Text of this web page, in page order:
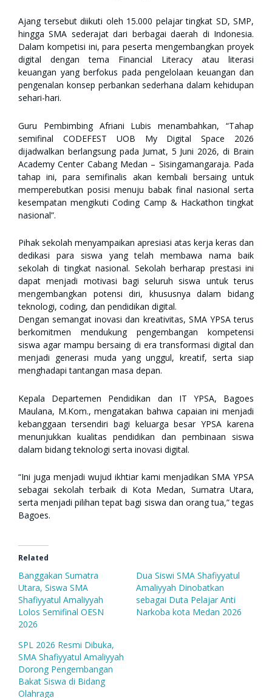
Ajang tersebut diikuti oleh 15.000 pelajar tingkat SD, SMP,
hingga SMA sederajat dari berbagai daerah di Indonesia.
Dalam kompetisi ini, para peserta mengembangkan proyek
digital dengan tema Financial Literacy atau literasi
keuangan yang berfokus pada pengelolaan keuangan dan
pengenalan konsep perbankan sederhana dalam kehidupan
sehari-hari.
Guru Pembimbing Afriani Lubis menambahkan, “Tahap
semifinal CODEFEST UOB My Digital Space 2026
dijadwalkan berlangsung pada Jumat, 5 Juni 2026, di Brain
Academy Center Cabang Medan – Sisingamangaraja. Pada
tahap ini, para semifinalis akan kembali bersaing untuk
memperebutkan posisi menuju babak final nasional serta
kesempatan mengikuti Coding Camp & Hackathon tingkat
nasional”.
Pihak sekolah menyampaikan apresiasi atas kerja keras dan
dedikasi para siswa yang telah membawa nama baik
sekolah di tingkat nasional. Sekolah berharap prestasi ini
dapat menjadi motivasi bagi seluruh siswa untuk terus
mengembangkan potensi diri, khususnya dalam bidang
teknologi, coding, dan pendidikan digital.
Dengan semangat inovasi dan kreativitas, SMA YPSA terus
berkomitmen mendukung pengembangan kompetensi
siswa agar mampu bersaing di era transformasi digital dan
menjadi generasi muda yang unggul, kreatif, serta siap
menghadapi tantangan masa depan.
Kepala Departemen Pendidikan dan IT YPSA, Bagoes
Maulana, M.Kom., mengatakan bahwa capaian ini menjadi
kebanggaan tersendiri bagi keluarga besar YPSA karena
menunjukkan kualitas pendidikan dan pembinaan siswa
dalam bidang teknologi serta inovasi digital.
“Ini juga menjadi wujud ikhtiar kami menjadikan SMA YPSA
sebagai sekolah terbaik di Kota Medan, Sumatra Utara,
serta menjadi pilihan tepat bagi siswa dan orang tua,” tegas
Bagoes.
Related
Banggakan Sumatra
Utara, Siswa SMA
Shafiyyatul Amaliyyah
Lolos Semifinal OESN
2026
Dua Siswi SMA Shafiyyatul
Amaliyyah Dinobatkan
sebagai Duta Pelajar Anti
Narkoba kota Medan 2026
SPL 2026 Resmi Dibuka,
SMA Shafiyyatul Amaliyyah
Dorong Pengembangan
Bakat Siswa di Bidang
Olahraga